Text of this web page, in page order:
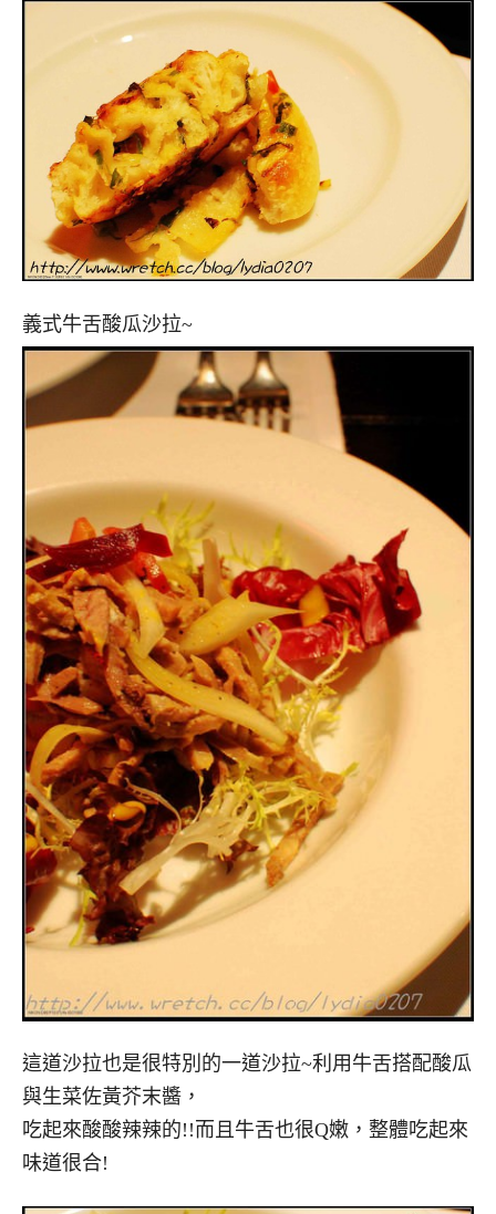
義式牛舌酸瓜沙拉~
這道沙拉也是很特別的一道沙拉~利用牛舌搭配酸瓜
與生菜佐黃芥末醬，
吃起來酸酸辣辣的!!而且牛舌也很Q嫩，整體吃起來
味道很合!